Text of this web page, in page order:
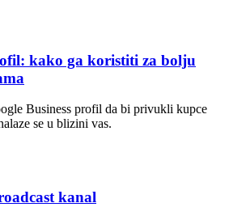
kako ga koristiti za bolju
Business profil da bi privukli kupce
se u blizini vas.
kanal